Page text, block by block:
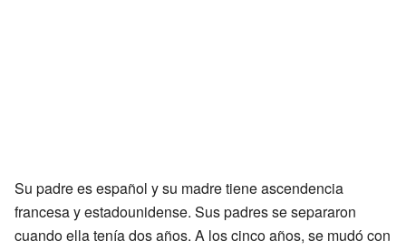
Su padre es español y su madre tiene ascendencia
francesa y estadounidense. Sus padres se separaron
cuando ella tenía dos años. A los cinco años, se mudó con